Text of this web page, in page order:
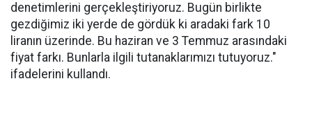
denetimlerini gerçekleştiriyoruz. Bugün birlikte
gezdiğimiz iki yerde de gördük ki aradaki fark 10
liranın üzerinde. Bu haziran ve 3 Temmuz arasındaki
fiyat farkı. Bunlarla ilgili tutanaklarımızı tutuyoruz."
ifadelerini kullandı.